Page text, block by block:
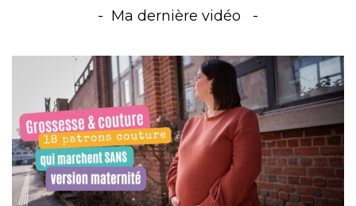
Ma dernière vidéo